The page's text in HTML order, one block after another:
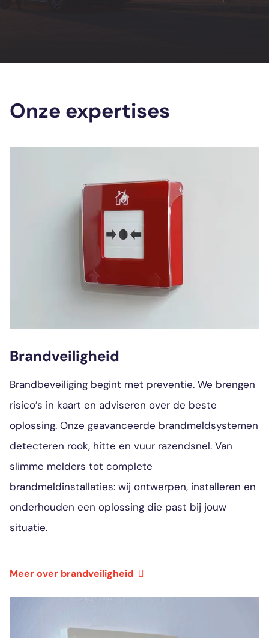
Onze expertises
Brandveiligheid
Brandbeveiliging begint met preventie. We brengen
risico’s in kaart en adviseren over de beste
oplossing. Onze geavanceerde brandmeldsystemen
detecteren rook, hitte en vuur razendsnel. Van
slimme melders tot complete
brandmeldinstallaties: wij ontwerpen, installeren en
onderhouden een oplossing die past bij jouw
situatie.
Meer over brandveiligheid